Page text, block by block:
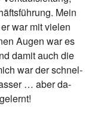
Mein
war mit vie­len
Au­gen war es
da­mit auch die
war der schnel­
… aber da­